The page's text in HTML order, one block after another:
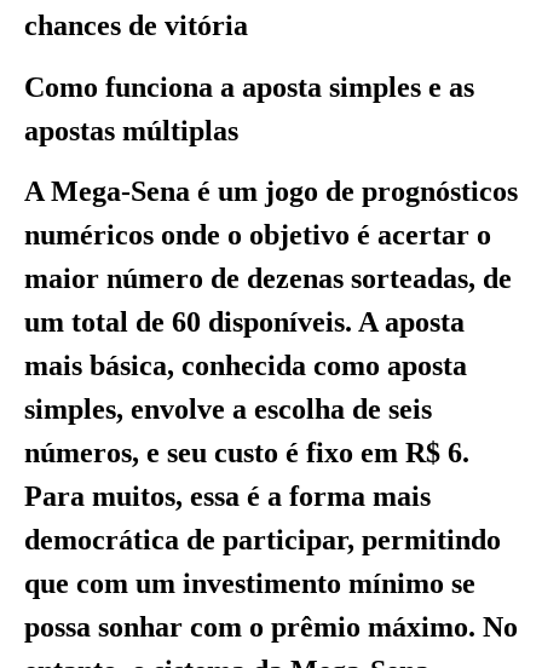
chances de vitória
Como funciona a aposta simples e as
apostas múltiplas
A Mega-Sena é um jogo de prognósticos
numéricos onde o objetivo é acertar o
maior número de dezenas sorteadas, de
um total de 60 disponíveis. A aposta
mais básica, conhecida como aposta
simples, envolve a escolha de seis
números, e seu custo é fixo em R$ 6.
Para muitos, essa é a forma mais
democrática de participar, permitindo
que com um investimento mínimo se
possa sonhar com o prêmio máximo. No